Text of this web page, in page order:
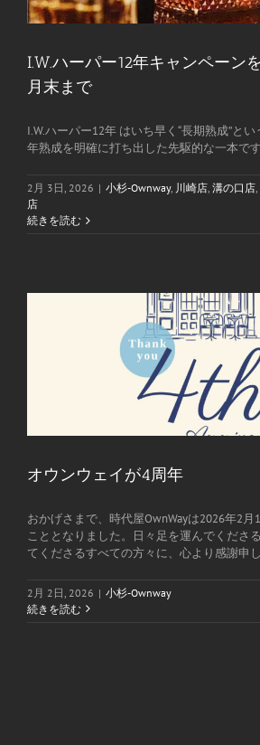
I.W.ハーパー12年キャンペー
月末まで
I.W.ハーパー12年 はいち早く“長期熟成”と
年熟成を明確に打ち出した先駆的な一本です
2月 3日, 2026 | 小杉-Ownway, 川崎店, 溝の口店,
店
続きを読む
オウンウェイが4周年
おかげさまで、時代屋OwnWayは2026年2
こととなりました。日々足を運んでくださ
てくださるすべての方々に、心より感謝申し
2月 2日, 2026 | 小杉-Ownway
続きを読む